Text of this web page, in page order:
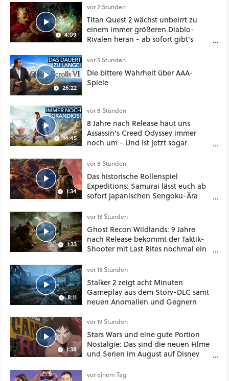
4:09
vor 2 Stunden
Titan Quest 2 wächst unbeirrt zu
einem immer größeren Diablo-
Rivalen heran - ab sofort gibt's
Klasse
26:22
vor 5 Stunden
Die bittere Wahrheit über AAA-
Spiele
14:45
vor 8 Stunden
8 Jahre nach Release haut uns
Assassin's Creed Odyssey immer
noch um - Und ist jetzt sogar
1:34
vor 8 Stunden
Das historische Rollenspiel
Expeditions: Samurai lässt euch ab
sofort japanischen Sengoku-Ära
oder Diplomatie
1:33
vor 13 Stunden
Ghost Recon Wildlands: 9 Jahre
nach Release bekommt der Taktik-
Shooter mit Last Rites nochmal ein
8:11
vor 13 Stunden
Stalker 2 zeigt acht Minuten
Gameplay aus dem Story-DLC samt
neuen Anomalien und Gegnern
1:38
vor 19 Stunden
Stars Wars und eine gute Portion
Nostalgie: Das sind die neuen Filme
und Serien im August auf Disney
vor einem Tag